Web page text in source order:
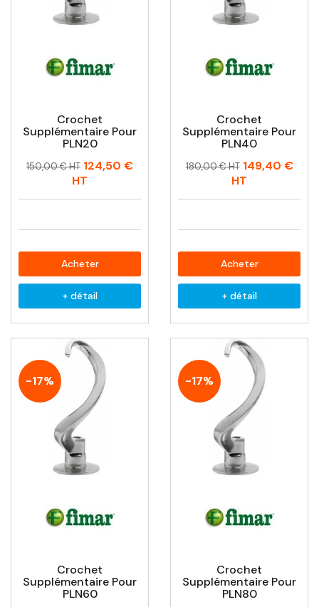
Crochet
Supplémentaire Pour
PLN20
Prix
Prix
150,00 € HT 124,50 €
HT
Acheter
+ détail
Crochet
Supplémentaire Pour
PLN40
Prix
Prix
180,00 € HT 149,40 €
HT
Acheter
+ détail
-17%
Crochet
Supplémentaire Pour
PLN60
-17%
Crochet
Supplémentaire Pour
PLN80